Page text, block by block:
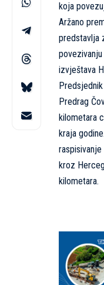
koja
Aržano
predstavlja
izvještava
Predrag
kilometara
kraja
kroz
kilometara.